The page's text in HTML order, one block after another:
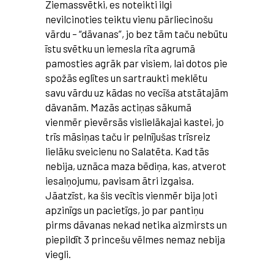
Ziemassvētki, es noteikti ilgi
nevilcinoties teiktu vienu pārliecinošu
vārdu – “dāvanas”, jo bez tām taču nebūtu
īstu svētku un iemesla rīta agrumā
pamosties agrāk par visiem, lai dotos pie
spožās eglītes un sartraukti meklētu
savu vārdu uz kādas no vecīša atstātajām
dāvanām. Mazās actiņas sākumā
vienmēr pievērsās vislielākajai kastei, jo
trīs māsiņas taču ir pelnījušas trīsreiz
lielāku sveicienu no Salatēta. Kad tās
nebija, uznāca maza bēdiņa, kas, atverot
iesaiņojumu, pavisam ātri izgaisa.
Jāatzīst, ka šis vecītis vienmēr bija ļoti
apzinīgs un pacietīgs, jo par pantiņu
pirms dāvanas nekad netika aizmirsts un
piepildīt 3 princešu vēlmes nemaz nebija
viegli.